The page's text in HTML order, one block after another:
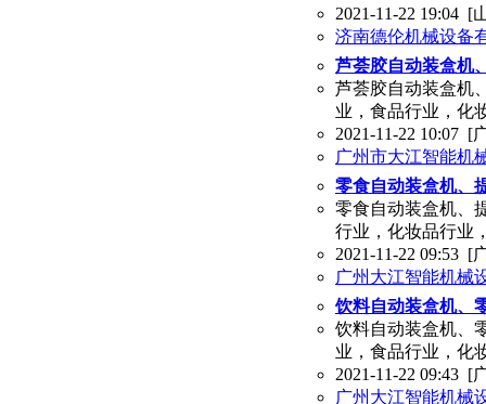
2021-11-22 19:04 [
济南德伦机械设备
芦荟胶自动装盒机
芦荟胶自动装盒机
业，食品行业，化
2021-11-22 10:07 [
广州市大江智能机
零食自动装盒机、
零食自动装盒机、
行业，化妆品行业
2021-11-22 09:53 [
广州大江智能机械
饮料自动装盒机、
饮料自动装盒机、
业，食品行业，化
2021-11-22 09:43 [
广州大江智能机械